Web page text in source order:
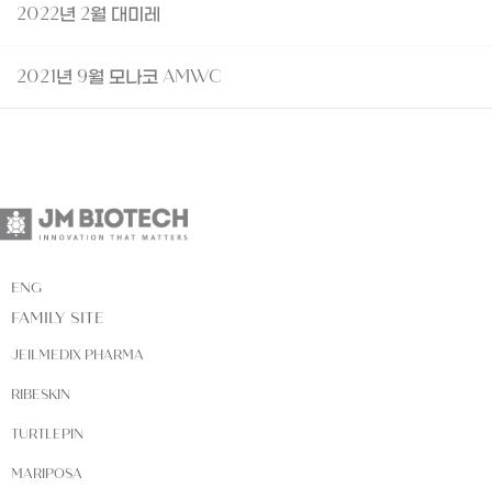
2022년 2월 대미레
2021년 9월 모나코 AMWC
ENG
FAMILY SITE
JEILMEDIX PHARMA
RIBESKIN
TURTLEPIN
MARIPOSA